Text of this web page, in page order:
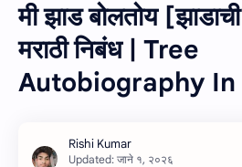
मी झाड बोलतोय
मराठी निबंध | Tree
Autobiography